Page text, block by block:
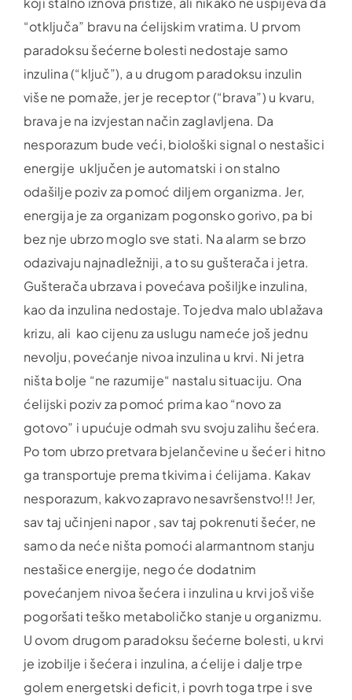
“otključa” bravu na ćelijskim vratima. U prvom
paradoksu šećerne bolesti nedostaje samo
inzulina (“ključ”), a u drugom paradoksu inzulin
više ne pomaže, jer je receptor (“brava”) u kvaru,
brava je na izvjestan način zaglavljena. Da
nesporazum bude veći, biološki signal o nestašici
energije uključen je automatski i on stalno
odašilje poziv za pomoć diljem organizma. Jer,
energija je za organizam pogonsko gorivo, pa bi
bez nje ubrzo moglo sve stati. Na alarm se brzo
odazivaju najnadležniji, a to su gušterača i jetra.
Gušterača ubrzava i povećava pošiljke inzulina,
kao da inzulina nedostaje. To jedva malo ublažava
krizu, ali kao cijenu za uslugu nameće još jednu
nevolju, povećanje nivoa inzulina u krvi. Ni jetra
ništa bolje “ne razumije“ nastalu situaciju. Ona
ćelijski poziv za pomoć prima kao “novo za
gotovo” i upućuje odmah svu svoju zalihu šećera.
Po tom ubrzo pretvara bjelančevine u šećer i hitno
ga transportuje prema tkivima i ćelijama. Kakav
nesporazum, kakvo zapravo nesavršenstvo!!! Jer,
sav taj učinjeni napor , sav taj pokrenuti šećer, ne
samo da neće ništa pomoći alarmantnom stanju
nestašice energije, nego će dodatnim
povećanjem nivoa šećera i inzulina u krvi još više
pogoršati teško metaboličko stanje u organizmu.
U ovom drugom paradoksu šećerne bolesti, u krvi
je izobilje i šećera i inzulina, a ćelije i dalje trpe
golem energetski deficit, i povrh toga trpe i sve